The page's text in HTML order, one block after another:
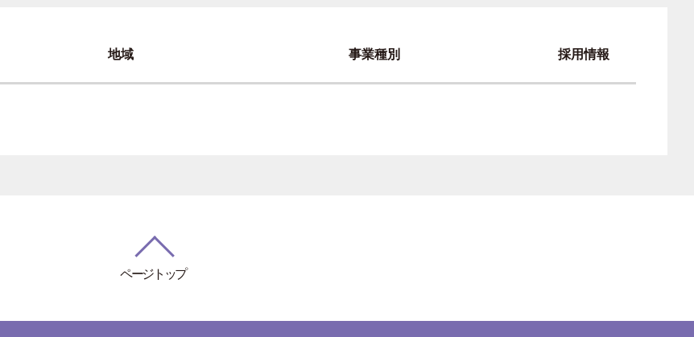
地域 事業種別 採用情報
ページトップ